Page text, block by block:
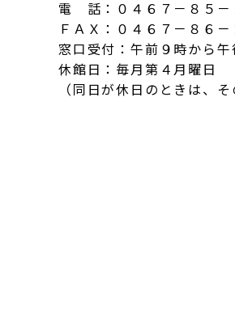
電 話：０４６７－８５－
ＦＡＸ：０４６７－８６－
窓口受付：午前９時から午
休館日：毎月第４月曜日
（同日が休日のときは、